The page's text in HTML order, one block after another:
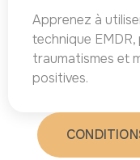
Apprenez à
technique
traumatismes et
positives.